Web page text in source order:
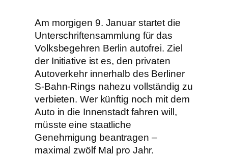
Am morgigen 9. Januar startet die
Unterschriftensammlung für das
Volksbegehren Berlin autofrei. Ziel
der Initiative ist es, den privaten
Autoverkehr innerhalb des Berliner
S-Bahn-Rings nahezu vollständig zu
verbieten. Wer künftig noch mit dem
Auto in die Innenstadt fahren will,
müsste eine staatliche
Genehmigung beantragen –
maximal zwölf Mal pro Jahr.